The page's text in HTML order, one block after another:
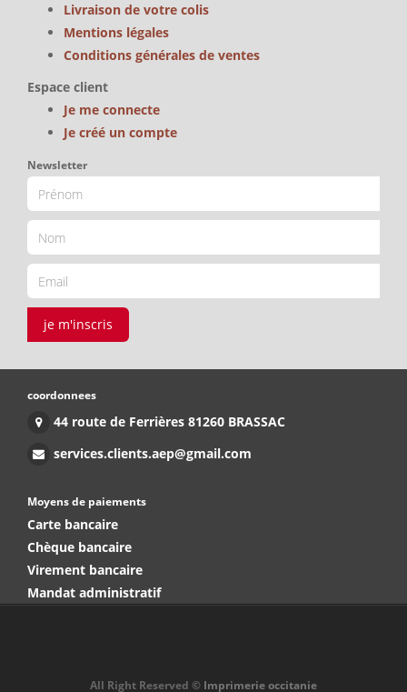
Livraison de votre colis
Mentions légales
Conditions générales de ventes
Espace client
Je me connecte
Je créé un compte
Newsletter
je m'inscris
coordonnees
44 route de Ferrières 81260 BRASSAC
services.clients.aep@gmail.com
Moyens de paiements
Carte bancaire
Chèque bancaire
Virement bancaire
Mandat administratif
All Right Reserved © Imprimerie occitanie